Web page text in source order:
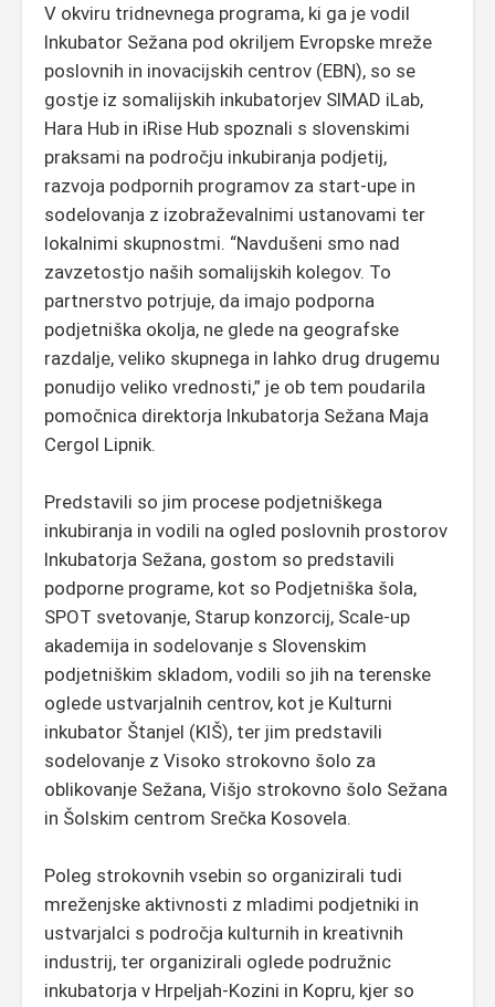
V okviru tridnevnega programa, ki ga je vodil
Inkubator Sežana pod okriljem Evropske mreže
poslovnih in inovacijskih centrov (EBN), so se
gostje iz somalijskih inkubatorjev SIMAD iLab,
Hara Hub in iRise Hub spoznali s slovenskimi
praksami na področju inkubiranja podjetij,
razvoja podpornih programov za start-upe in
sodelovanja z izobraževalnimi ustanovami ter
lokalnimi skupnostmi. “Navdušeni smo nad
zavzetostjo naših somalijskih kolegov. To
partnerstvo potrjuje, da imajo podporna
podjetniška okolja, ne glede na geografske
razdalje, veliko skupnega in lahko drug drugemu
ponudijo veliko vrednosti,” je ob tem poudarila
pomočnica direktorja Inkubatorja Sežana Maja
Cergol Lipnik.
Predstavili so jim procese podjetniškega
inkubiranja in vodili na ogled poslovnih prostorov
Inkubatorja Sežana, gostom so predstavili
podporne programe, kot so Podjetniška šola,
SPOT svetovanje, Starup konzorcij, Scale-up
akademija in sodelovanje s Slovenskim
podjetniškim skladom, vodili so jih na terenske
oglede ustvarjalnih centrov, kot je Kulturni
inkubator Štanjel (KIŠ), ter jim predstavili
sodelovanje z Visoko strokovno šolo za
oblikovanje Sežana, Višjo strokovno šolo Sežana
in Šolskim centrom Srečka Kosovela.
Poleg strokovnih vsebin so organizirali tudi
mreženjske aktivnosti z mladimi podjetniki in
ustvarjalci s področja kulturnih in kreativnih
industrij, ter organizirali oglede podružnic
inkubatorja v Hrpeljah-Kozini in Kopru, kjer so